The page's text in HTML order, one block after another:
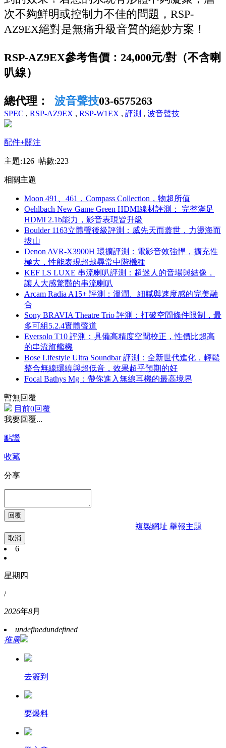
次不夠鮮明或控制力不佳的問題，RSP-
AZ9EX絕對是無痛升級音質的絕妙方案！
RSP-AZ9EX參考售價：24,000元/對（不含喇
叭線）
總代理： 波音聲技03-6575263
SPEC , RSP-AZ9EX , RSP-W1EX , 評測 , 波音聲技
配件+關注
主題:126 帖數:223
相關主題
Moon 491、461，Compass Collection，物超所值
Oehlbach New Game Green HDMI線材評測： 完整滿足
HDMI 2.1b能力，影音表現皆升級
Boulder 1163立體聲後級評測：威先天而蓋世，力盪海而
拔山
Denon AVR-X3900H 環擴評測：電影音效強悍，擴充性
極大，性能表現超越尋常中階機種
KEF LS LUXE 串流喇叭評測：超迷人的音場與結像，
讓人大感驚豔的串流喇叭
Arcam Radia A15+ 評測：溫潤、細膩與速度感的完美融
合
Sony BRAVIA Theatre Trio 評測：打破空間條件限制，最
多可組5.2.4實體聲道
Eversolo T10 評測：具備高精度空間校正，性價比超高
的串流旗艦機
Bose Lifestyle Ultra Soundbar 評測：全新世代進化，輕鬆
整合無線環繞與超低音，效果超乎預期的好
Focal Bathys Mg：帶你進入無線耳機的最高境界
暫無回覆
目前0回覆
我要回覆...
點讚
收藏
分享
複製網址 舉報主題
取消
6
星期四
/
2026年8月
undefinedundefined
推廣
去簽到
要爆料